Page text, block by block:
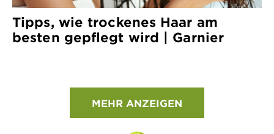
Tipps, wie trockenes Haar am
besten gepflegt wird | Garnier
MEHR ANZEIGEN